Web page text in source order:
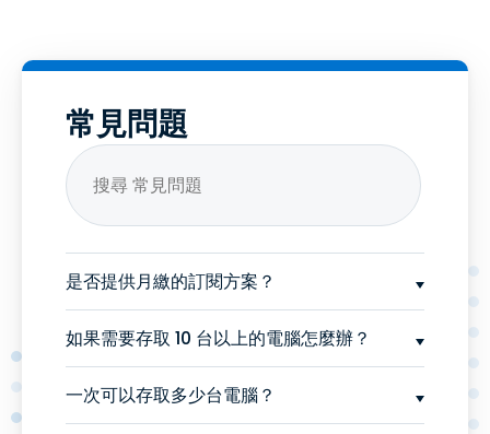
常見問題
是否提供月繳的訂閱方案？
如果需要存取 10 台以上的電腦怎麼辦？
一次可以存取多少台電腦？